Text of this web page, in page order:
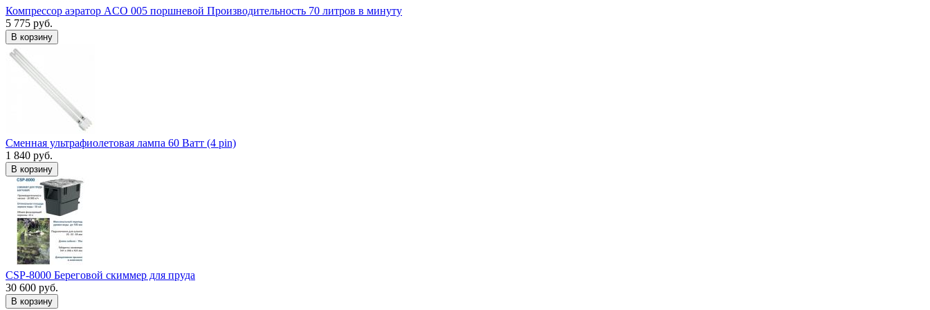
Компрессор аэратор ACO 005 поршневой Производительность 70 литров в минуту
5 775 руб.
В корзину
Сменная ультрафиолетовая лампа 60 Ватт (4 pin)
1 840 руб.
В корзину
CSP-8000 Береговой скиммер для пруда
30 600 руб.
В корзину